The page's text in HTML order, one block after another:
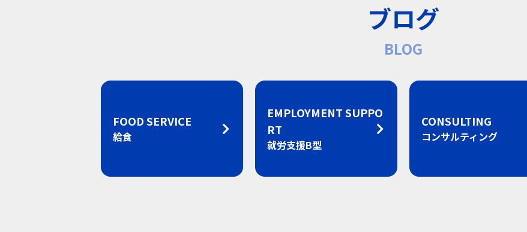
ブログ
BLOG
FOOD SERVICE
給食
EMPLOYMENT SUPPO
RT
就労支援B型
CONSULTING
コンサルティング